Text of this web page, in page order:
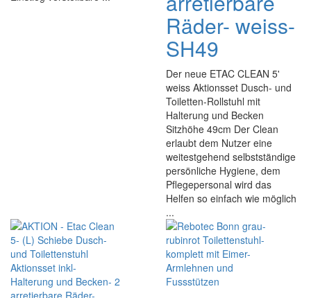
Räder- weiss-
SH49
Der neue ETAC CLEAN 5'
weiss Aktionsset Dusch- und
Toiletten-Rollstuhl mit
Halterung und Becken
Sitzhöhe 49cm Der Clean
erlaubt dem Nutzer eine
weitestgehend selbstständige
persönliche Hygiene, dem
Pflegepersonal wird das
Helfen so einfach wie möglich
...